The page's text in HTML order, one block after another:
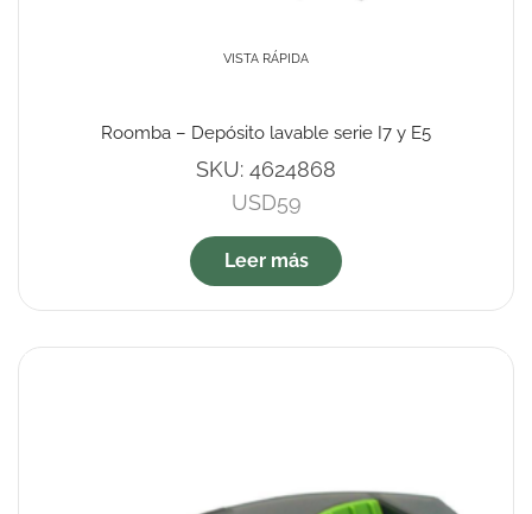
VISTA RÁPIDA
Roomba – Depósito lavable serie I7 y E5
SKU: 4624868
USD59
Leer más